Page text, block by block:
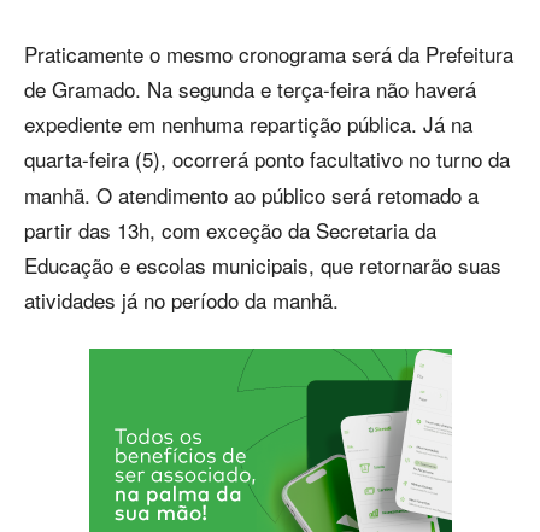
Praticamente o mesmo cronograma será da Prefeitura
de Gramado. Na segunda e terça-feira não haverá
expediente em nenhuma repartição pública. Já na
quarta-feira (5), ocorrerá ponto facultativo no turno da
manhã. O atendimento ao público será retomado a
partir das 13h, com exceção da Secretaria da
Educação e escolas municipais, que retornarão suas
atividades já no período da manhã.